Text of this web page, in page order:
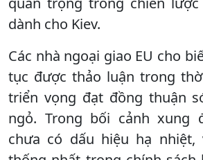
dành cho Kiev.
Các nhà ngoại giao EU cho
tục được thảo luận trong
triển vọng đạt đồng thuận
ngỏ. Trong bối cảnh xung
chưa có dấu hiệu hạ